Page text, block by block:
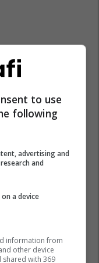
to use
following
advertising and
and
a device
information from
other device
shared with 369